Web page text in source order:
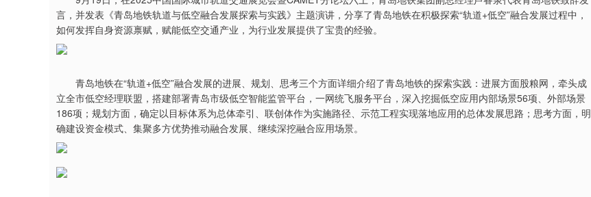
言，并发表《青岛地铁轨道与低空融合发展探索与实践》主题演讲，分享了青岛地铁在积极探索“轨道+低空”融合发展过程中，
如何发挥自身资源禀赋，赋能低空交通产业，为行业发展提供了宝贵的经验。
青岛地铁在“轨道+低空”融合发展的进展、规划、思考三个方面详细介绍了青岛地铁的探索实践：进展方面股粮网，牵头成
立全市低空经理联盟，搭建部署青岛市级低空智能监管平台，一网统飞服务平台，深入挖掘低空应用内部场景56项、外部场景
186项；规划方面，确定以目标体系为总体牵引、联创体作为实施路径、示范工程实现落地应用的总体发展思路；思考方面，明
确建设资金模式、集聚多方优势推动融合发展、继续深挖融合应用场景。